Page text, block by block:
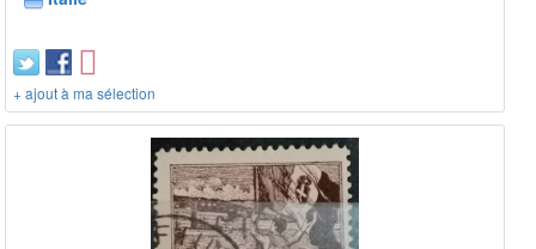
+ ajout à ma sélection